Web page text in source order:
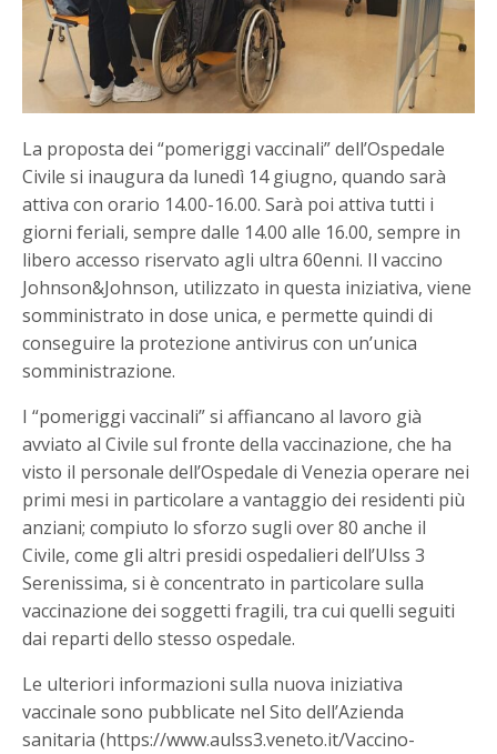
La proposta dei “pomeriggi vaccinali” dell’Ospedale
Civile si inaugura da lunedì 14 giugno, quando sarà
attiva con orario 14.00-16.00. Sarà poi attiva tutti i
giorni feriali, sempre dalle 14.00 alle 16.00, sempre in
libero accesso riservato agli ultra 60enni. Il vaccino
Johnson&Johnson, utilizzato in questa iniziativa, viene
somministrato in dose unica, e permette quindi di
conseguire la protezione antivirus con un’unica
somministrazione.
I “pomeriggi vaccinali” si affiancano al lavoro già
avviato al Civile sul fronte della vaccinazione, che ha
visto il personale dell’Ospedale di Venezia operare nei
primi mesi in particolare a vantaggio dei residenti più
anziani; compiuto lo sforzo sugli over 80 anche il
Civile, come gli altri presidi ospedalieri dell’Ulss 3
Serenissima, si è concentrato in particolare sulla
vaccinazione dei soggetti fragili, tra cui quelli seguiti
dai reparti dello stesso ospedale.
Le ulteriori informazioni sulla nuova iniziativa
vaccinale sono pubblicate nel Sito dell’Azienda
sanitaria (https://www.aulss3.veneto.it/Vaccino-